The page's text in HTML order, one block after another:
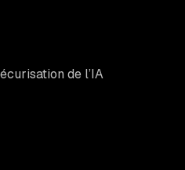
de l’IA